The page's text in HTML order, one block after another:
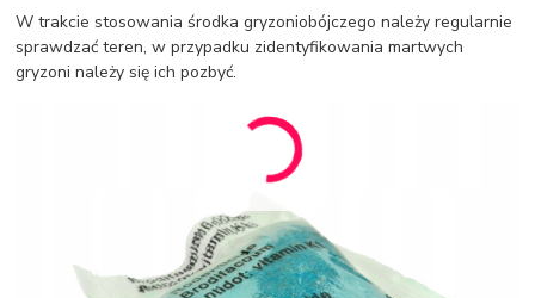
W trakcie stosowania środka gryzoniobójczego należy regularnie
sprawdzać teren, w przypadku zidentyfikowania martwych
gryzoni należy się ich pozbyć.